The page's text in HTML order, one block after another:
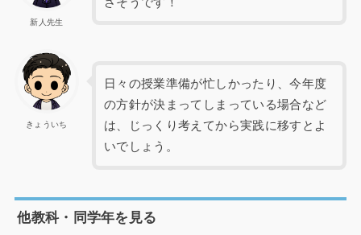
新人先生
きょういち
日々の授業準備が忙しかったり、今年度
の方針が決まってしまっている場合など
は、じっくり考えてから実践に移すとよ
いでしょう。
他教科・同学年を見る